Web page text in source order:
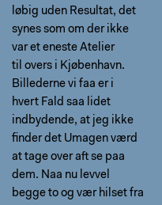
løbig uden Resultat, det
synes som om der ikke
var et eneste Atelier
til overs i Kjøbenhavn.
Billederne vi faa er i
hvert Fald saa lidet
indbydende, at jeg ikke
finder det Umagen værd
at tage over aft se paa
dem. Naa nu levvel
begge to og vær hilset fra